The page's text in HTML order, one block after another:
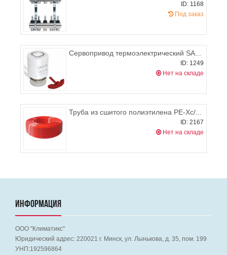
ID: 1168
Под заказ
Сервопривод термоэлектрический SALUS T30NC M30x1,5
ID: 1249
Нет на складе
Труба из сшитого полиэтилена PE-Xc/EVOH 16х2,0, WAVIN
ID: 2167
Нет на складе
ИНФОРМАЦИЯ
ООО "Климатикс"
Юридический адрес: 220021 г. Минск, ул. Лынькова, д. 35, пом. 199
УНП:192596864